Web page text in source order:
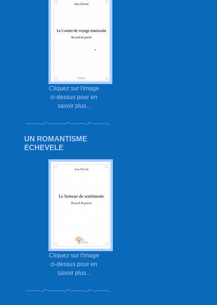
Cliquez sur l'image
ci-dessus pour en
savoir plus...
UN ROMANTISME
ECHEVELE
Cliquez sur l'image
ci-dessus pour en
savoir plus...